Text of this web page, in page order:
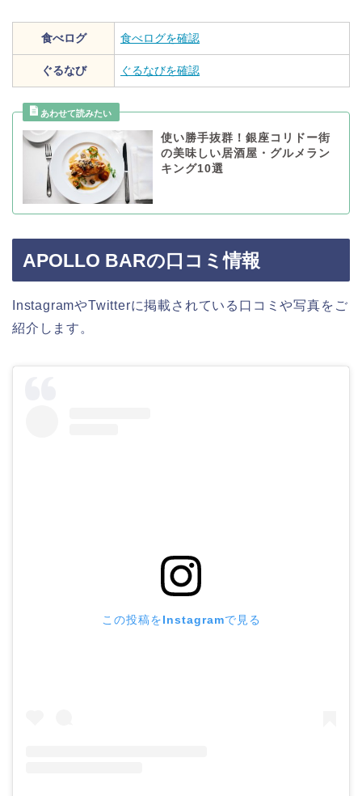
食べログ 食べログを確認
ぐるなび ぐるなびを確認
使い勝手抜群！銀座コリドー街
の美味しい居酒屋・グルメラン
キング10選
APOLLO BARの口コミ情報
InstagramやTwitterに掲載されている口コミや写真をご
紹介します。
この投稿をInstagramで見る